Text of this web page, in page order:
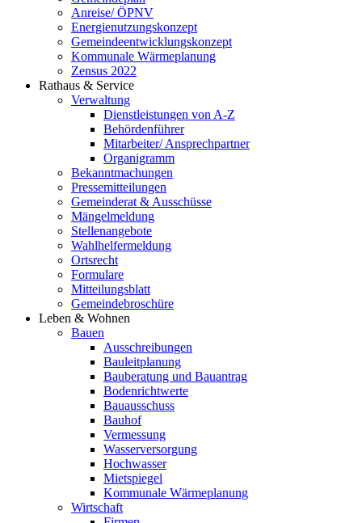
Anreise/ ÖPNV
Energienutzungskonzept
Gemeindeentwicklungs­konzept
Kommunale Wärmeplanung
Zensus 2022
Rathaus & Service
Verwaltung
Dienstleistungen von A-Z
Behördenführer
Mitarbeiter/ Ansprechpartner
Organigramm
Bekanntmachungen
Pressemitteilungen
Gemeinderat & Ausschüsse
Mängelmeldung
Stellenangebote
Wahlhelfermeldung
Ortsrecht
Formulare
Mitteilungsblatt
Gemeindebroschüre
Leben & Wohnen
Bauen
Ausschreibungen
Bauleitplanung
Bauberatung und Bauantrag
Bodenrichtwerte
Bauausschuss
Bauhof
Vermessung
Wasserversorgung
Hochwasser
Mietspiegel
Kommunale Wärmeplanung
Wirtschaft